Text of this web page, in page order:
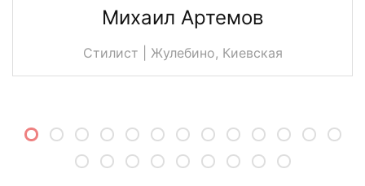
Михаил Артемов
Стилист | Жулебино, Киевская